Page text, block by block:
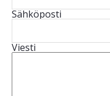
Sähköposti
Viesti